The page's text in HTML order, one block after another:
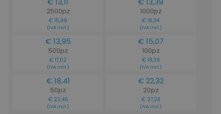
2500pz
€ 15,99
(IVA incl.)
1000pz
€ 16,34
(IVA incl.)
€ 13,95
500pz
€ 17,02
(IVA incl.)
€ 15,07
100pz
€ 18,39
(IVA incl.)
€ 18,41
50pz
€ 22,46
(IVA incl.)
€ 22,32
20pz
€ 27,23
(IVA incl.)